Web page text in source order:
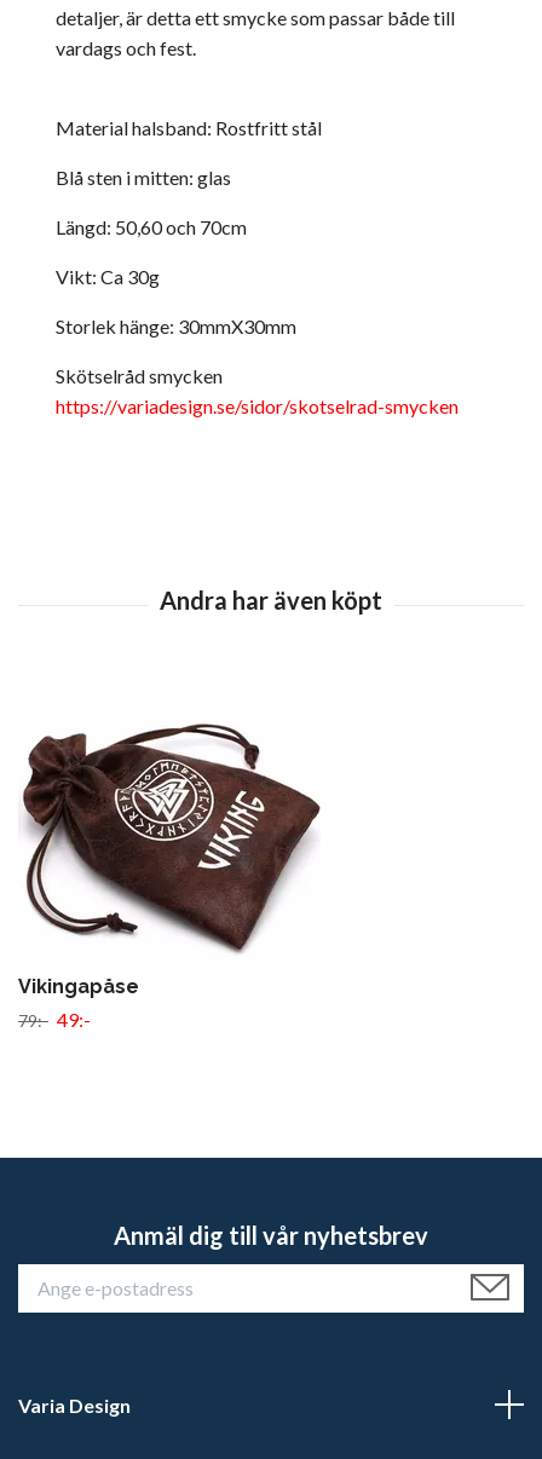
detaljer, är detta ett smycke som passar både till
vardags och fest.
Material halsband: Rostfritt stål
Blå sten i mitten: glas
Längd: 50,60 och 70cm
Vikt: Ca 30g
Storlek hänge: 30mmX30mm
Skötselråd smycken
https://variadesign.se/sidor/skotselrad-smycken
Vikingapåse
79:- 49:-
Anmäl dig till vår nyhetsbrev
Varia Design